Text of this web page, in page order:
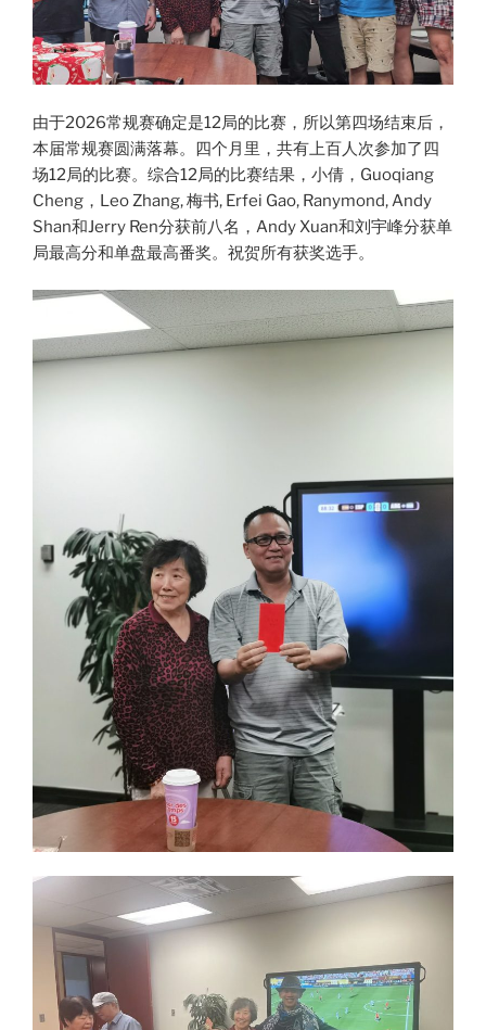
由于2026常规赛确定是12局的比赛，所以第四场结束后，
本届常规赛圆满落幕。四个月里，共有上百人次参加了四
场12局的比赛。综合12局的比赛结果，小倩，Guoqiang
Cheng，Leo Zhang, 梅书, Erfei Gao, Ranymond, Andy
Shan和Jerry Ren分获前八名，Andy Xuan和刘宇峰分获单
局最高分和单盘最高番奖。祝贺所有获奖选手。